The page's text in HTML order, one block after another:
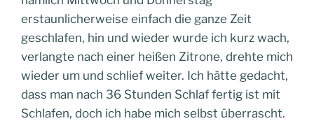
erstaunlicherweise einfach die ganze Zeit
geschlafen, hin und wieder wurde ich kurz wach,
verlangte nach einer heißen Zitrone, drehte mich
wieder um und schlief weiter. Ich hätte gedacht,
dass man nach 36 Stunden Schlaf fertig ist mit
Schlafen, doch ich habe mich selbst überrascht.